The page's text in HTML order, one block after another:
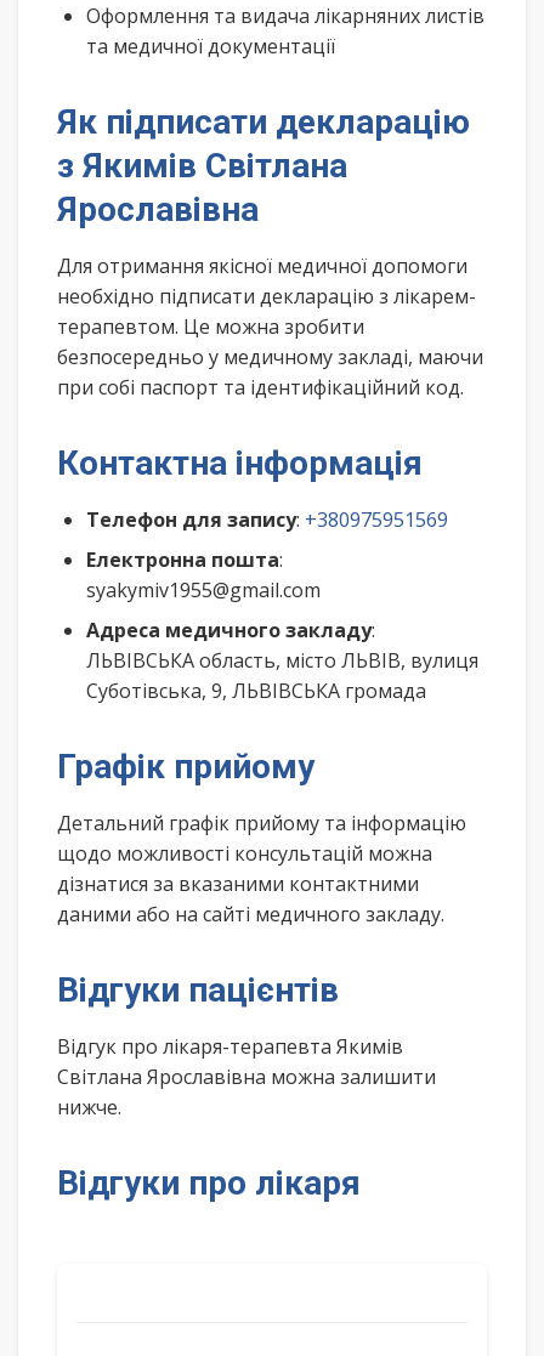
Оформлення та видача лікарняних листів
та медичної документації
Як підписати декларацію
з Якимів Світлана
Ярославівна
Для отримання якісної медичної допомоги
необхідно підписати декларацію з лікарем-
терапевтом. Це можна зробити
безпосередньо у медичному закладі, маючи
при собі паспорт та ідентифікаційний код.
Контактна інформація
Телефон для запису: +380975951569
Електронна пошта:
syakymiv1955@gmail.com
Адреса медичного закладу:
ЛЬВІВСЬКА область, місто ЛЬВІВ, вулиця
Суботівська, 9, ЛЬВІВСЬКА громада
Графік прийому
Детальний графік прийому та інформацію
щодо можливості консультацій можна
дізнатися за вказаними контактними
даними або на сайті медичного закладу.
Відгуки пацієнтів
Відгук про лікаря-терапевта Якимів
Світлана Ярославівна можна залишити
нижче.
Відгуки про лікаря